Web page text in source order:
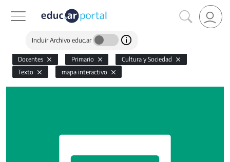
Incluir Archivo educ.ar
Docentes Primario
Cultura y Sociedad
Texto
mapa interactivo